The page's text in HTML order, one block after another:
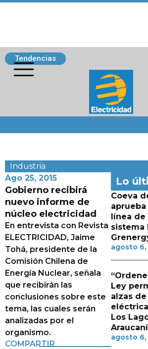
Tendencias
Industria
Ago 25, 2015
Gobierno recibirá
nuevo informe de
núcleo electricidad
En entrevista con Revista
ELECTRICIDAD, Jaime
Tohá, presidente de la
Comisión Chilena de
Energía Nuclear, señala
que recibirán las
conclusiones sobre este
tema, las cuales serán
analizadas por el
organismo.
COMPARTIR
Lo
Coeva
línea de
sistema
agosto 6,
Ley
alzas
Los
agosto 6,